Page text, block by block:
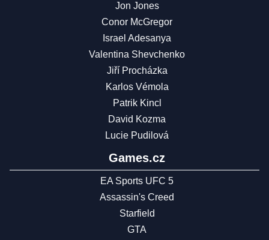
Jon Jones
Conor McGregor
Israel Adesanya
Valentina Shevchenko
Jiří Procházka
Karlos Vémola
Patrik Kincl
David Kozma
Lucie Pudilová
Games.cz
EA Sports UFC 5
Assassin's Creed
Starfield
GTA